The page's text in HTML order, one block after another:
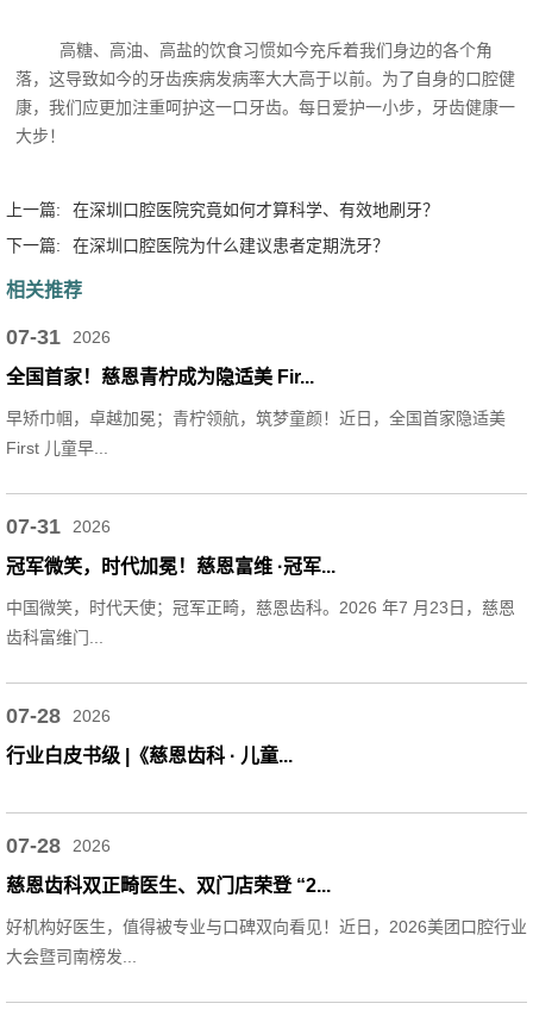
高糖、高油、高盐的饮食习惯如今充斥着我们身边的各个角
落，这导致如今的牙齿疾病发病率大大高于以前。为了自身的口腔健
康，我们应更加注重呵护这一口牙齿。每日爱护一小步，牙齿健康一
大步！
上一篇:
在深圳口腔医院究竟如何才算科学、有效地刷牙？
下一篇:
在深圳口腔医院为什么建议患者定期洗牙？
相关推荐
07-31 2026
全国首家！慈恩青柠成为隐适美 Fir...
早矫巾帼，卓越加冕；青柠领航，筑梦童颜！近日，全国首家隐适美
First 儿童早...
07-31 2026
冠军微笑，时代加冕！慈恩富维 ·冠军...
中国微笑，时代天使；冠军正畸，慈恩齿科。2026 年7 月23日，慈恩
齿科富维门...
07-28 2026
行业白皮书级 |《慈恩齿科 · 儿童...
07-28 2026
慈恩齿科双正畸医生、双门店荣登 “2...
好机构好医生，值得被专业与口碑双向看见！近日，2026美团口腔行业
大会暨司南榜发...